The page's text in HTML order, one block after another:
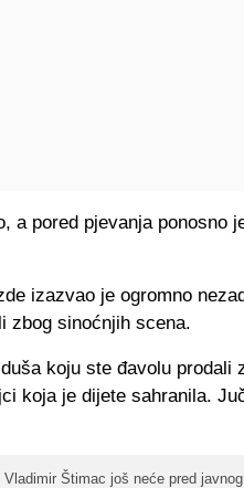
a pored pjevanja ponosno
izazvao je ogromno
zbog sinoćnjih scena.
koju ste đavolu prodali
koja je dijete sahranila.
Vladimir Štimac još neće pred